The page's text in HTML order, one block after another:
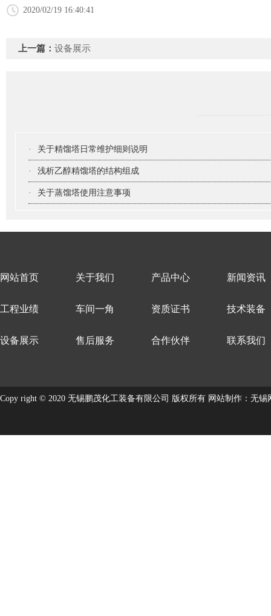
2020/02/19 16:40:41
上一篇： 设备展示
· 关于精馏塔日常维护细则说明
· 浅析乙醇精馏塔的结构组成
· 关于蒸馏塔使用注意事项
网站首页 关于我们 产品中心 新闻资讯
工程业绩 车间一角 资质证书 技术装备
设备展示 售后服务 合作伙伴 联系我们
Copy right © 2020 无锡鹏茂化工装备有限公司 版权所有 网站制作 ： 无锡